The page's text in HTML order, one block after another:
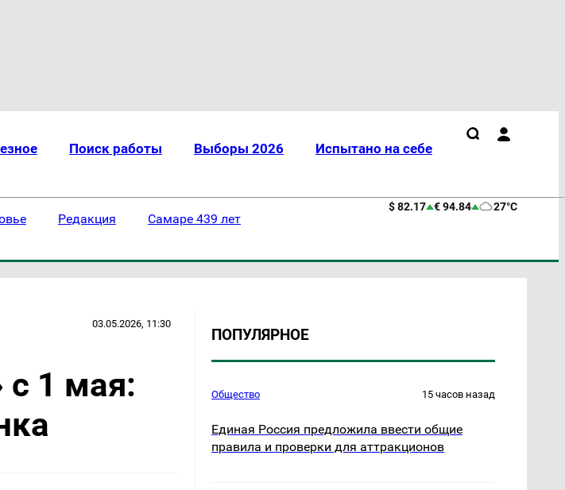
Поиск работы Выборы 2026 Испытано на себе
Редакция Самаре 439 лет
$ 82.17 € 94.84 27°C
03.05.2026, 11:30
1 мая:
ПОПУЛЯРНОЕ
Общество 15 часов назад
Единая Россия предложила ввести общие
правила и проверки для аттракционов